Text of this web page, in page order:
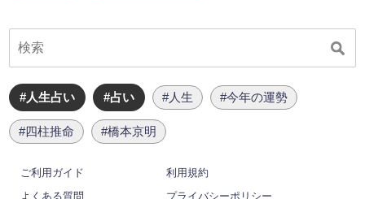
#人生占い #占い #人生 #今年の運勢
#四柱推命 #橋本京明
ご利用ガイド
利用規約
よくある質問
プライバシーポリシー